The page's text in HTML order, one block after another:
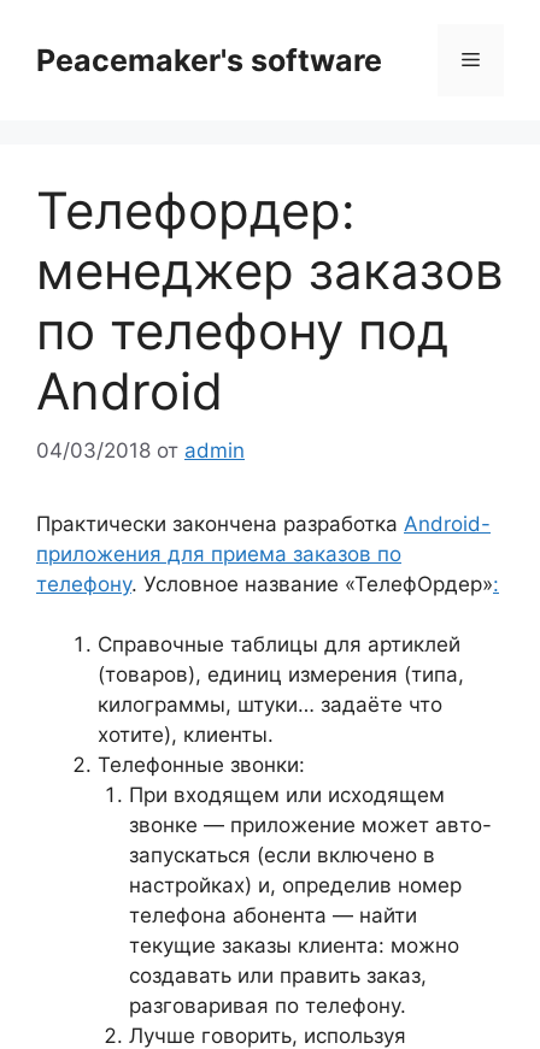
содержимому
Peacemaker's software Меню
Телефордер:
менеджер заказов
по телефону под
Android
04/03/2018 от admin
Практически закончена разработка Android-
приложения для приема заказов по
телефону. Условное название «ТелефОрдер»:
Справочные таблицы для артиклей
(товаров), единиц измерения (типа,
килограммы, штуки… задаёте что
хотите), клиенты.
Телефонные звонки:
При входящем или исходящем
звонке — приложение может авто-
запускаться (если включено в
настройках) и, определив номер
телефона абонента — найти
текущие заказы клиента: можно
создавать или править заказ,
разговаривая по телефону.
Лучше говорить, используя